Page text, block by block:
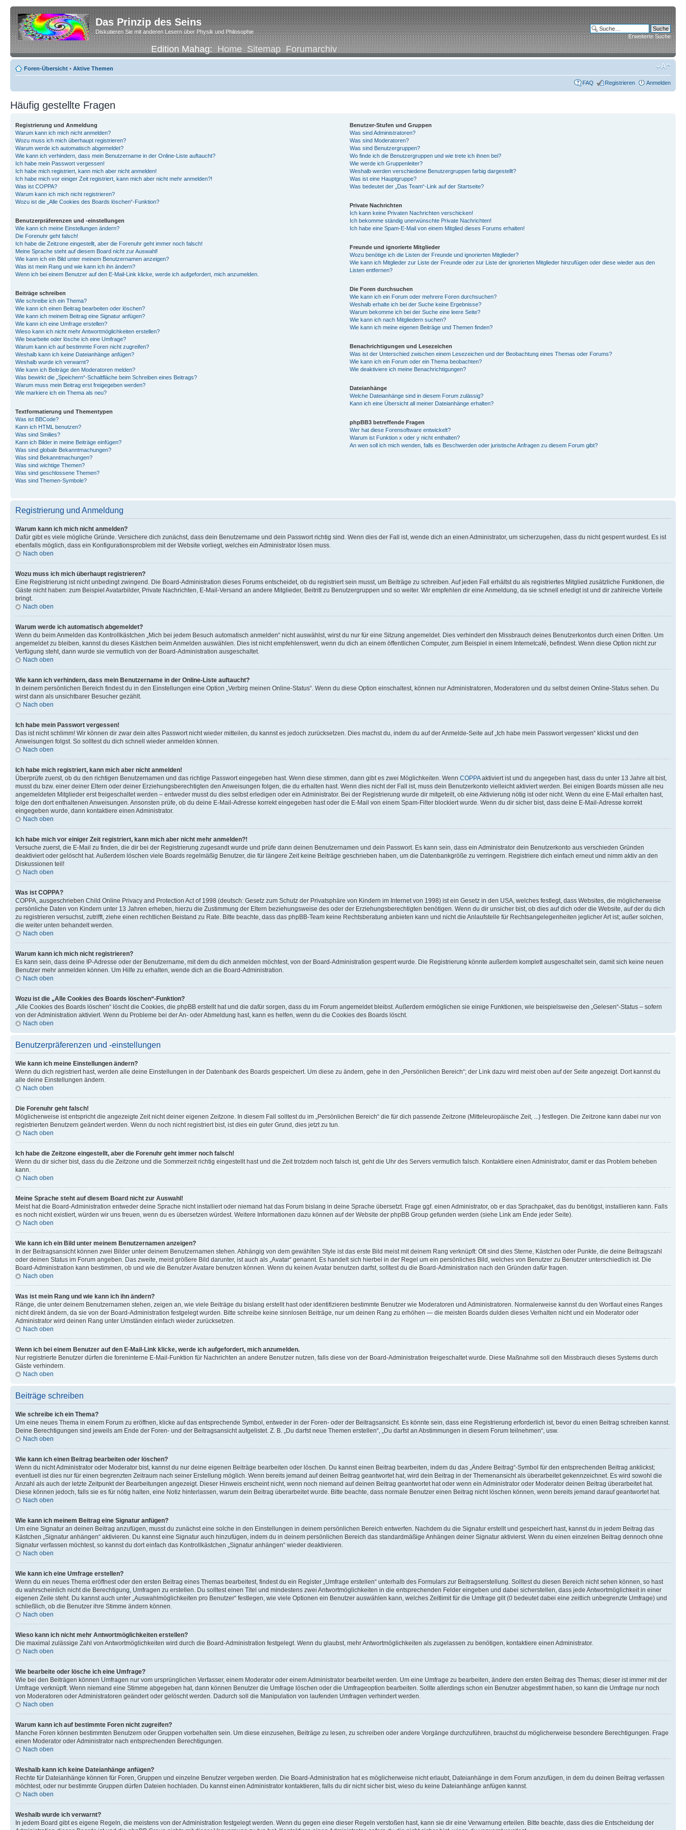
Das Prinzip des Seins
Diskutieren Sie mit anderen Lesern über Physik und Philosophie
Edition Mahag:Home Sitemap Forumarchiv
Erweiterte Suche
Foren-Übersicht • Aktive Themen
FAQ Registrieren Anmelden
Häufig gestellte Fragen
Registrierung und Anmeldung
Warum kann ich mich nicht anmelden?
Wozu muss ich mich überhaupt registrieren?
Warum werde ich automatisch abgemeldet?
Wie kann ich verhindern, dass mein Benutzername in der Online-Liste auftaucht?
Ich habe mein Passwort vergessen!
Ich habe mich registriert, kann mich aber nicht anmelden!
Ich habe mich vor einiger Zeit registriert, kann mich aber nicht mehr anmelden?!
Was ist COPPA?
Warum kann ich mich nicht registrieren?
Wozu ist die „Alle Cookies des Boards löschen“-Funktion?
Benutzerpräferenzen und -einstellungen
Wie kann ich meine Einstellungen ändern?
Die Forenuhr geht falsch!
Ich habe die Zeitzone eingestellt, aber die Forenuhr geht immer noch falsch!
Meine Sprache steht auf diesem Board nicht zur Auswahl!
Wie kann ich ein Bild unter meinem Benutzernamen anzeigen?
Was ist mein Rang und wie kann ich ihn ändern?
Wenn ich bei einem Benutzer auf den E-Mail-Link klicke, werde ich aufgefordert, mich anzumelden.
Beiträge schreiben
Wie schreibe ich ein Thema?
Wie kann ich einen Beitrag bearbeiten oder löschen?
Wie kann ich meinem Beitrag eine Signatur anfügen?
Wie kann ich eine Umfrage erstellen?
Wieso kann ich nicht mehr Antwortmöglichkeiten erstellen?
Wie bearbeite oder lösche ich eine Umfrage?
Warum kann ich auf bestimmte Foren nicht zugreifen?
Weshalb kann ich keine Dateianhänge anfügen?
Weshalb wurde ich verwarnt?
Wie kann ich Beiträge den Moderatoren melden?
Was bewirkt die „Speichern“-Schaltfläche beim Schreiben eines Beitrags?
Warum muss mein Beitrag erst freigegeben werden?
Wie markiere ich ein Thema als neu?
Textformatierung und Thementypen
Was ist BBCode?
Kann ich HTML benutzen?
Was sind Smilies?
Kann ich Bilder in meine Beiträge einfügen?
Was sind globale Bekanntmachungen?
Was sind Bekanntmachungen?
Was sind wichtige Themen?
Was sind geschlossene Themen?
Was sind Themen-Symbole?
Benutzer-Stufen und Gruppen
Was sind Administratoren?
Was sind Moderatoren?
Was sind Benutzergruppen?
Wo finde ich die Benutzergruppen und wie trete ich ihnen bei?
Wie werde ich Gruppenleiter?
Weshalb werden verschiedene Benutzergruppen farbig dargestellt?
Was ist eine Hauptgruppe?
Was bedeutet der „Das Team“-Link auf der Startseite?
Private Nachrichten
Ich kann keine Privaten Nachrichten verschicken!
Ich bekomme ständig unerwünschte Private Nachrichten!
Ich habe eine Spam-E-Mail von einem Mitglied dieses Forums erhalten!
Freunde und ignorierte Mitglieder
Wozu benötige ich die Listen der Freunde und ignorierten Mitglieder?
Wie kann ich Mitglieder zur Liste der Freunde oder zur Liste der ignorierten Mitglieder hinzufügen oder diese wieder aus den
Listen entfernen?
Die Foren durchsuchen
Wie kann ich ein Forum oder mehrere Foren durchsuchen?
Weshalb erhalte ich bei der Suche keine Ergebnisse?
Warum bekomme ich bei der Suche eine leere Seite?
Wie kann ich nach Mitgliedern suchen?
Wie kann ich meine eigenen Beiträge und Themen finden?
Benachrichtigungen und Lesezeichen
Was ist der Unterschied zwischen einem Lesezeichen und der Beobachtung eines Themas oder Forums?
Wie kann ich ein Forum oder ein Thema beobachten?
Wie deaktiviere ich meine Benachrichtigungen?
Dateianhänge
Welche Dateianhänge sind in diesem Forum zulässig?
Kann ich eine Übersicht all meiner Dateianhänge erhalten?
phpBB3 betreffende Fragen
Wer hat diese Forensoftware entwickelt?
Warum ist Funktion x oder y nicht enthalten?
An wen soll ich mich wenden, falls es Beschwerden oder juristische Anfragen zu diesem Forum gibt?
Registrierung und Anmeldung
Warum kann ich mich nicht anmelden?
Dafür gibt es viele mögliche Gründe. Versichere dich zunächst, dass dein Benutzername und dein Passwort richtig sind. Wenn dies der Fall ist, wende dich an einen Administrator, um sicherzugehen, dass du nicht gesperrt wurdest. Es ist
ebenfalls möglich, dass ein Konfigurationsproblem mit der Website vorliegt, welches ein Administrator lösen muss.
Nach oben
Wozu muss ich mich überhaupt registrieren?
Eine Registrierung ist nicht unbedingt zwingend. Die Board-Administration dieses Forums entscheidet, ob du registriert sein musst, um Beiträge zu schreiben. Auf jeden Fall erhältst du als registriertes Mitglied zusätzliche Funktionen, die
Gäste nicht haben: zum Beispiel Avatarbilder, Private Nachrichten, E-Mail-Versand an andere Mitglieder, Beitritt zu Benutzergruppen und so weiter. Wir empfehlen dir eine Anmeldung, da sie schnell erledigt ist und dir zahlreiche Vorteile
bringt.
Nach oben
Warum werde ich automatisch abgemeldet?
Wenn du beim Anmelden das Kontrollkästchen „Mich bei jedem Besuch automatisch anmelden“ nicht auswählst, wirst du nur für eine Sitzung angemeldet. Dies verhindert den Missbrauch deines Benutzerkontos durch einen Dritten. Um
angemeldet zu bleiben, kannst du dieses Kästchen beim Anmelden auswählen. Dies ist nicht empfehlenswert, wenn du dich an einem öffentlichen Computer, zum Beispiel in einem Internetcafé, befindest. Wenn diese Option nicht zur
Verfügung steht, dann wurde sie vermutlich von der Board-Administration ausgeschaltet.
Nach oben
Wie kann ich verhindern, dass mein Benutzername in der Online-Liste auftaucht?
In deinem persönlichen Bereich findest du in den Einstellungen eine Option „Verbirg meinen Online-Status“. Wenn du diese Option einschaltest, können nur Administratoren, Moderatoren und du selbst deinen Online-Status sehen. Du
wirst dann als unsichtbarer Besucher gezählt.
Nach oben
Ich habe mein Passwort vergessen!
Das ist nicht schlimm! Wir können dir zwar dein altes Passwort nicht wieder mitteilen, du kannst es jedoch zurücksetzen. Dies machst du, indem du auf der Anmelde-Seite auf „Ich habe mein Passwort vergessen“ klickst und den
Anweisungen folgst. So solltest du dich schnell wieder anmelden können.
Nach oben
Ich habe mich registriert, kann mich aber nicht anmelden!
Überprüfe zuerst, ob du den richtigen Benutzernamen und das richtige Passwort eingegeben hast. Wenn diese stimmen, dann gibt es zwei Möglichkeiten. Wenn COPPAaktiviert ist und du angegeben hast, dass du unter 13 Jahre alt bist,
musst du bzw. einer deiner Eltern oder deiner Erziehungsberechtigten den Anweisungen folgen, die du erhalten hast. Wenn dies nicht der Fall ist, muss dein Benutzerkonto vielleicht aktiviert werden. Bei einigen Boards müssen alle neu
angemeldeten Mitglieder erst freigeschaltet werden – entweder musst du dies selbst erledigen oder ein Administrator. Bei der Registrierung wurde dir mitgeteilt, ob eine Aktivierung nötig ist oder nicht. Wenn du eine E-Mail erhalten hast,
folge den dort enthaltenen Anweisungen. Ansonsten prüfe, ob du deine E-Mail-Adresse korrekt eingegeben hast oder die E-Mail von einem Spam-Filter blockiert wurde. Wenn du dir sicher bist, dass deine E-Mail-Adresse korrekt
eingegeben wurde, dann kontaktiere einen Administrator.
Nach oben
Ich habe mich vor einiger Zeit registriert, kann mich aber nicht mehr anmelden?!
Versuche zuerst, die E-Mail zu finden, die dir bei der Registrierung zugesandt wurde und prüfe dann deinen Benutzernamen und dein Passwort. Es kann sein, dass ein Administrator dein Benutzerkonto aus verschieden Gründen
deaktiviert oder gelöscht hat. Außerdem löschen viele Boards regelmäßig Benutzer, die für längere Zeit keine Beiträge geschrieben haben, um die Datenbankgröße zu verringern. Registriere dich einfach erneut und nimm aktiv an den
Diskussionen teil!
Nach oben
Was ist COPPA?
COPPA, ausgeschrieben Child Online Privacy and Protection Act of 1998 (deutsch: Gesetz zum Schutz der Privatsphäre von Kindern im Internet von 1998) ist ein Gesetz in den USA, welches festlegt, dass Websites, die möglicherweise
persönliche Daten von Kindern unter 13 Jahren erheben, hierzu die Zustimmung der Eltern beziehungsweise des oder der Erziehungsberechtigten benötigen. Wenn du dir unsicher bist, ob dies auf dich oder die Website, auf der du dich
zu registrieren versuchst, zutrifft, ziehe einen rechtlichen Beistand zu Rate. Bitte beachte, dass das phpBB-Team keine Rechtsberatung anbieten kann und nicht die Anlaufstelle für Rechtsangelegenheiten jeglicher Art ist; außer solchen,
die weiter unten behandelt werden.
Nach oben
Warum kann ich mich nicht registrieren?
Es kann sein, dass deine IP-Adresse oder der Benutzername, mit dem du dich anmelden möchtest, von der Board-Administration gesperrt wurde. Die Registrierung könnte außerdem komplett ausgeschaltet sein, damit sich keine neuen
Benutzer mehr anmelden können. Um Hilfe zu erhalten, wende dich an die Board-Administration.
Nach oben
Wozu ist die „Alle Cookies des Boards löschen“-Funktion?
„Alle Cookies des Boards löschen“ löscht die Cookies, die phpBB erstellt hat und die dafür sorgen, dass du im Forum angemeldet bleibst. Außerdem ermöglichen sie einige Funktionen, wie beispielsweise den „Gelesen“-Status – sofern
von der Administration aktiviert. Wenn du Probleme bei der An- oder Abmeldung hast, kann es helfen, wenn du die Cookies des Boards löscht.
Nach oben
Benutzerpräferenzen und -einstellungen
Wie kann ich meine Einstellungen ändern?
Wenn du dich registriert hast, werden alle deine Einstellungen in der Datenbank des Boards gespeichert. Um diese zu ändern, gehe in den „Persönlichen Bereich“; der Link dazu wird meist oben auf der Seite angezeigt. Dort kannst du
alle deine Einstellungen ändern.
Nach oben
Die Forenuhr geht falsch!
Möglicherweise ist entspricht die angezeigte Zeit nicht deiner eigenen Zeitzone. In diesem Fall solltest du im „Persönlichen Bereich“ die für dich passende Zeitzone (Mitteleuropäische Zeit, ...) festlegen. Die Zeitzone kann dabei nur von
registrierten Benutzern geändert werden. Wenn du noch nicht registriert bist, ist dies ein guter Grund, dies jetzt zu tun.
Nach oben
Ich habe die Zeitzone eingestellt, aber die Forenuhr geht immer noch falsch!
Wenn du dir sicher bist, dass du die Zeitzone und die Sommerzeit richtig eingestellt hast und die Zeit trotzdem noch falsch ist, geht die Uhr des Servers vermutlich falsch. Kontaktiere einen Administrator, damit er das Problem beheben
kann.
Nach oben
Meine Sprache steht auf diesem Board nicht zur Auswahl!
Meist hat die Board-Administration entweder deine Sprache nicht installiert oder niemand hat das Forum bislang in deine Sprache übersetzt. Frage ggf. einen Administrator, ob er das Sprachpaket, das du benötigst, installieren kann. Falls
es noch nicht existiert, würden wir uns freuen, wenn du es übersetzen würdest. Weitere Informationen dazu können auf der Website der phpBB Group gefunden werden (siehe Link am Ende jeder Seite).
Nach oben
Wie kann ich ein Bild unter meinem Benutzernamen anzeigen?
In der Beitragsansicht können zwei Bilder unter deinem Benutzernamen stehen. Abhängig von dem gewählten Style ist das erste Bild meist mit deinem Rang verknüpft: Oft sind dies Sterne, Kästchen oder Punkte, die deine Beitragszahl
oder deinen Status im Forum angeben. Das zweite, meist größere Bild darunter, ist auch als „Avatar“ genannt. Es handelt sich hierbei in der Regel um ein persönliches Bild, welches von Benutzer zu Benutzer unterschiedlich ist. Die
Board-Administration kann bestimmen, ob und wie die Benutzer Avatare benutzen können. Wenn du keinen Avatar benutzen darfst, solltest du die Board-Administration nach den Gründen dafür fragen.
Nach oben
Was ist mein Rang und wie kann ich ihn ändern?
Ränge, die unter deinem Benutzernamen stehen, zeigen an, wie viele Beiträge du bislang erstellt hast oder identifizieren bestimmte Benutzer wie Moderatoren und Administratoren. Normalerweise kannst du den Wortlaut eines Ranges
nicht direkt ändern, da sie von der Board-Administration festgelegt wurden. Bitte schreibe keine sinnlosen Beiträge, nur um deinen Rang zu erhöhen — die meisten Boards dulden dieses Verhalten nicht und ein Moderator oder
Administrator wird deinen Rang unter Umständen einfach wieder zurücksetzen.
Nach oben
Wenn ich bei einem Benutzer auf den E-Mail-Link klicke, werde ich aufgefordert, mich anzumelden.
Nur registrierte Benutzer dürfen die foreninterne E-Mail-Funktion für Nachrichten an andere Benutzer nutzen, falls diese von der Board-Administration freigeschaltet wurde. Diese Maßnahme soll den Missbrauch dieses Systems durch
Gäste verhindern.
Nach oben
Beiträge schreiben
Wie schreibe ich ein Thema?
Um eine neues Thema in einem Forum zu eröffnen, klicke auf das entsprechende Symbol, entweder in der Foren- oder der Beitragsansicht. Es könnte sein, dass eine Registrierung erforderlich ist, bevor du einen Beitrag schreiben kannst.
Deine Berechtigungen sind jeweils am Ende der Foren- und der Beitragsansicht aufgelistet. Z. B. „Du darfst neue Themen erstellen“, „Du darfst an Abstimmungen in diesem Forum teilnehmen“, usw.
Nach oben
Wie kann ich einen Beitrag bearbeiten oder löschen?
Wenn du nicht Administrator oder Moderator bist, kannst du nur deine eigenen Beiträge bearbeiten oder löschen. Du kannst einen Beitrag bearbeiten, indem du das „Ändere Beitrag“-Symbol für den entsprechenden Beitrag anklickst;
eventuell ist dies nur für einen begrenzten Zeitraum nach seiner Erstellung möglich. Wenn bereits jemand auf deinen Beitrag geantwortet hat, wird dein Beitrag in der Themenansicht als überarbeitet gekennzeichnet. Es wird sowohl die
Anzahl als auch der letzte Zeitpunkt der Bearbeitungen angezeigt. Dieser Hinweis erscheint nicht, wenn noch niemand auf deinen Beitrag geantwortet hat oder wenn ein Administrator oder Moderator deinen Beitrag überarbeitet hat.
Diese können jedoch, falls sie es für nötig halten, eine Notiz hinterlassen, warum dein Beitrag überarbeitet wurde. Bitte beachte, dass normale Benutzer einen Beitrag nicht löschen können, wenn bereits jemand darauf geantwortet hat.
Nach oben
Wie kann ich meinem Beitrag eine Signatur anfügen?
Um eine Signatur an deinen Beitrag anzufügen, musst du zunächst eine solche in den Einstellungen in deinem persönlichen Bereich entwerfen. Nachdem du die Signatur erstellt und gespeichert hast, kannst du in jedem Beitrag das
Kästchen „Signatur anhängen“ aktivieren. Du kannst eine Signatur auch hinzufügen, indem du in deinem persönlichen Bereich das standardmäßige Anhängen deiner Signatur aktivierst. Wenn du einen einzelnen Beitrag dennoch ohne
Signatur verfassen möchtest, so kannst du dort einfach das Kontrollkästchen „Signatur anhängen“ wieder deaktivieren.
Nach oben
Wie kann ich eine Umfrage erstellen?
Wenn du ein neues Thema eröffnest oder den ersten Beitrag eines Themas bearbeitest, findest du ein Register „Umfrage erstellen“ unterhalb des Formulars zur Beitragserstellung. Solltest du diesen Bereich nicht sehen können, so hast
du wahrscheinlich nicht die Berechtigung, Umfragen zu erstellen. Du solltest einen Titel und mindestens zwei Antwortmöglichkeiten in die entsprechenden Felder eingeben und dabei sicherstellen, dass jede Antwortmöglichkeit in einer
eigenen Zeile steht. Du kannst auch unter „Auswahlmöglichkeiten pro Benutzer“ festlegen, wie viele Optionen ein Benutzer auswählen kann, welches Zeitlimit für die Umfrage gilt (0 bedeutet dabei eine zeitlich unbegrenzte Umfrage) und
schließlich, ob die Benutzer ihre Stimme ändern können.
Nach oben
Wieso kann ich nicht mehr Antwortmöglichkeiten erstellen?
Die maximal zulässige Zahl von Antwortmöglichkeiten wird durch die Board-Administration festgelegt. Wenn du glaubst, mehr Antwortmöglichkeiten als zugelassen zu benötigen, kontaktiere einen Administrator.
Nach oben
Wie bearbeite oder lösche ich eine Umfrage?
Wie bei den Beiträgen können Umfragen nur vom ursprünglichen Verfasser, einem Moderator oder einem Administrator bearbeitet werden. Um eine Umfrage zu bearbeiten, ändere den ersten Beitrag des Themas; dieser ist immer mit der
Umfrage verknüpft. Wenn niemand eine Stimme abgegeben hat, dann können Benutzer die Umfrage löschen oder die Umfrageoption bearbeiten. Sollte allerdings schon ein Benutzer abgestimmt haben, so kann die Umfrage nur noch
von Moderatoren oder Administratoren geändert oder gelöscht werden. Dadurch soll die Manipulation von laufenden Umfragen verhindert werden.
Nach oben
Warum kann ich auf bestimmte Foren nicht zugreifen?
Manche Foren können bestimmten Benutzern oder Gruppen vorbehalten sein. Um diese einzusehen, Beiträge zu lesen, zu schreiben oder andere Vorgänge durchzuführen, brauchst du möglicherweise besondere Berechtigungen. Frage
einen Moderator oder Administrator nach entsprechenden Berechtigungen.
Nach oben
Weshalb kann ich keine Dateianhänge anfügen?
Rechte für Dateianhänge können für Foren, Gruppen und einzelne Benutzer vergeben werden. Die Board-Administration hat es möglicherweise nicht erlaubt, Dateianhänge in dem Forum anzufügen, in dem du deinen Beitrag verfassen
möchtest, oder nur bestimmte Gruppen dürfen Dateien hochladen. Du kannst einen Administrator kontaktieren, falls du dir nicht sicher bist, wieso du keine Dateianhänge anfügen kannst.
Nach oben
Weshalb wurde ich verwarnt?
In jedem Board gibt es eigene Regeln, die meistens von der Administration festgelegt werden. Wenn du gegen eine dieser Regeln verstoßen hast, kann sie dir eine Verwarnung erteilen. Bitte beachte, dass dies die Entscheidung der